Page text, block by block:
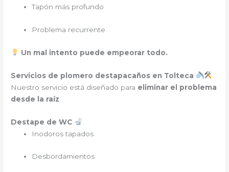
Tapón más profundo
Problema recurrente
Un mal intento puede empeorar todo.
Servicios de plomero destapacaños en Tolteca
Nuestro servicio está diseñado para eliminar el problema
desde la raíz
Destape de WC
Inodoros tapados
Desbordamientos